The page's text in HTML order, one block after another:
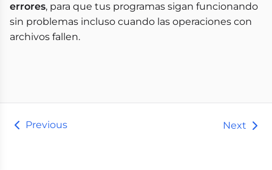
errores, para que tus programas sigan funcionando
sin problemas incluso cuando las operaciones con
archivos fallen.
Previous Next